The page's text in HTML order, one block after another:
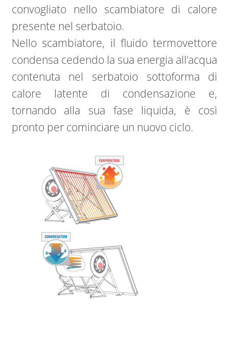
convogliato nello scambiatore di calore
presente nel serbatoio.
Nello scambiatore, il fluido termovettore
condensa cedendo la sua energia all’acqua
contenuta nel serbatoio sottoforma di
calore latente di condensazione e,
tornando alla sua fase liquida, è così
pronto per cominciare un nuovo ciclo.